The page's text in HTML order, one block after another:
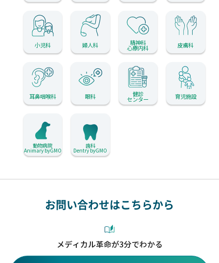
小児科 婦人科 精神科
心療内科 皮膚科
耳鼻咽喉科 眼科 健診
センター 育児施設
動物病院
Animary byGMO
歯科
Dentry byGMO
お問い合わせはこちらから
メディカル革命が3分でわかる